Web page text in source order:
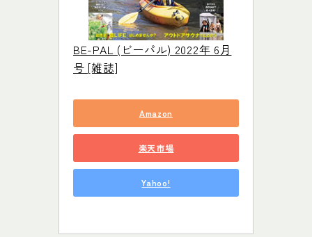
BE-PAL (ビーパル) 2022年 6月
号 [雑誌]
Amazon
楽天市場
Yahoo!